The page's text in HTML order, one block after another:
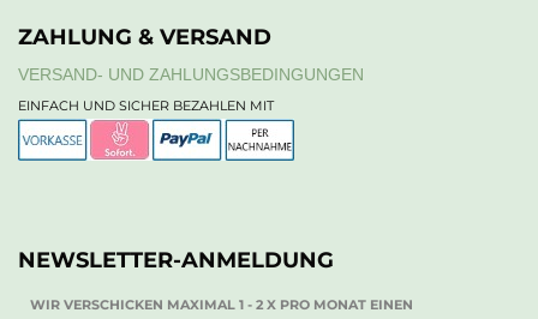
ZAHLUNG & VERSAND
VERSAND- UND ZAHLUNGSBEDINGUNGEN
EINFACH UND SICHER BEZAHLEN MIT
NEWSLETTER-ANMELDUNG
WIR VERSCHICKEN MAXIMAL 1 - 2 X PRO MONAT EINEN